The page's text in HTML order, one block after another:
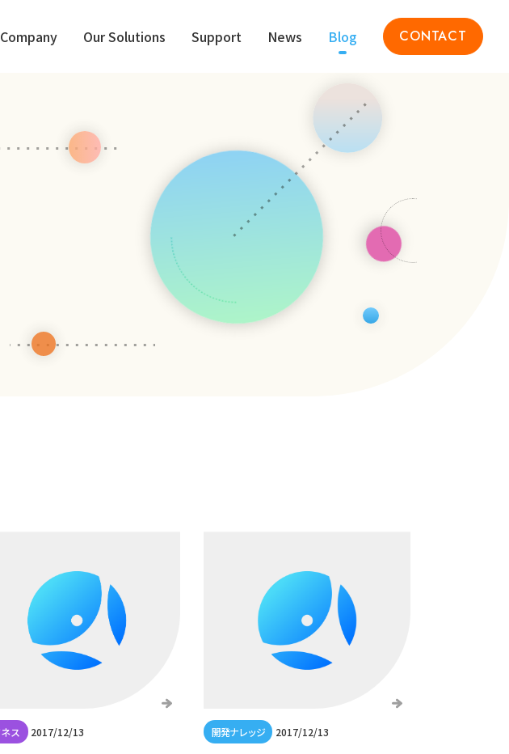
Company Our Solutions Support News Blog CONTACT
2017/12/13 2017/12/13